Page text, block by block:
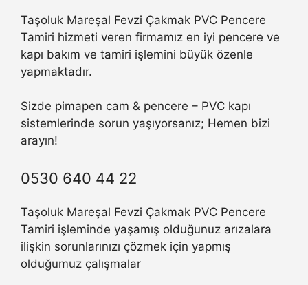
Taşoluk Mareşal Fevzi Çakmak PVC Pencere
Tamiri hizmeti veren firmamız en iyi pencere ve
kapı bakım ve tamiri işlemini büyük özenle
yapmaktadır.
Sizde pimapen cam & pencere – PVC kapı
sistemlerinde sorun yaşıyorsanız; Hemen bizi
arayın!
0530 640 44 22
Taşoluk Mareşal Fevzi Çakmak PVC Pencere
Tamiri işleminde yaşamış olduğunuz arızalara
ilişkin sorunlarınızı çözmek için yapmış
olduğumuz çalışmalar